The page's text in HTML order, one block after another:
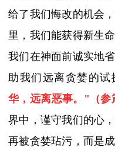
给了我们悔改的机会
里，我们能获得新生
我们在神面前诚实地
助我们远离贪婪的试
华，远离恶事。
" （
界中，谨守我们的心
再被贪婪玷污，而是